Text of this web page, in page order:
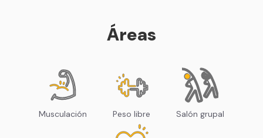
Áreas
Musculación Peso libre Salón grupal